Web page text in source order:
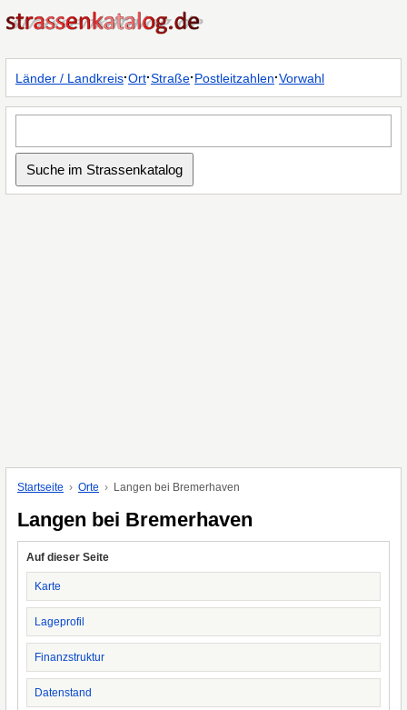
Länder / Landkreis·Ort·Straße·Postleitzahlen·Vorwahl
Startseite Orte Langen bei Bremerhaven
Langen bei Bremerhaven
Auf dieser Seite
Karte
Lageprofil
Finanzstruktur
Datenstand